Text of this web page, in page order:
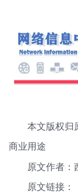
本文版权归
商业用途
原文作者：
原文链接：